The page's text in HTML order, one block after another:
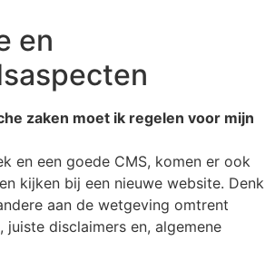
en
zaken moet ik regelen voor mijn
en een goede CMS, komen er ook
kijken bij een nieuwe website. Denk
aan de wetgeving omtrent
juiste disclaimers en, algemene